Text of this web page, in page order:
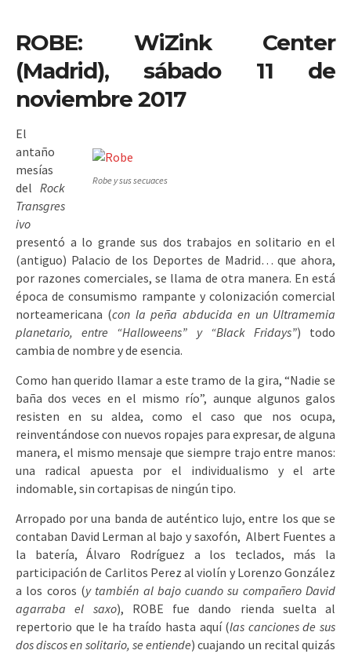
ROBE: WiZink Center
(Madrid), sábado 11 de
noviembre 2017
Robe y sus secuaces
El
antaño
mesías
del Rock
Transgres
ivo
presentó a lo grande sus dos trabajos en solitario en el
(antiguo) Palacio de los Deportes de Madrid… que ahora,
por razones comerciales, se llama de otra manera. En está
época de consumismo rampante y colonización comercial
norteamericana (con la peña abducida en un Ultramemia
planetario, entre “Halloweens” y “Black Fridays”) todo
cambia de nombre y de esencia.
Como han querido llamar a este tramo de la gira, “Nadie se
baña dos veces en el mismo río”, aunque algunos galos
resisten en su aldea, como el caso que nos ocupa,
reinventándose con nuevos ropajes para expresar, de alguna
manera, el mismo mensaje que siempre trajo entre manos:
una radical apuesta por el individualismo y el arte
indomable, sin cortapisas de ningún tipo.
Arropado por una banda de auténtico lujo, entre los que se
contaban David Lerman al bajo y saxofón, Albert Fuentes a
la batería, Álvaro Rodríguez a los teclados, más la
participación de Carlitos Perez al violín y Lorenzo González
a los coros (y también al bajo cuando su compañero David
agarraba el saxo), ROBE fue dando rienda suelta al
repertorio que le ha traído hasta aquí (las canciones de sus
dos discos en solitario, se entiende) cuajando un recital quizás